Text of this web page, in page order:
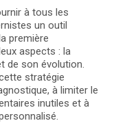
à tous les
un outil
première
aspects : la
de son évolution.
stratégie
à limiter le
inutiles et à